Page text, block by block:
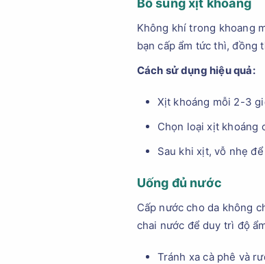
Bổ sung xịt khoáng
Không khí trong khoang
bạn cấp ẩm tức thì, đồng
Cách sử dụng hiệu quả:
Xịt khoáng mỗi 2-3
Chọn loại xịt khoáng
Sau khi xịt, vỗ nhẹ
Uống đủ nước
Cấp nước cho da không
chai nước để duy trì độ
Tránh xa cà phê và